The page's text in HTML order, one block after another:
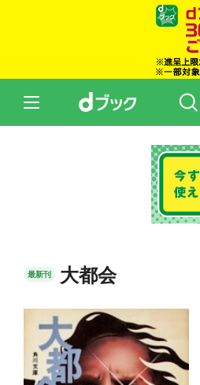
最新刊 大都会